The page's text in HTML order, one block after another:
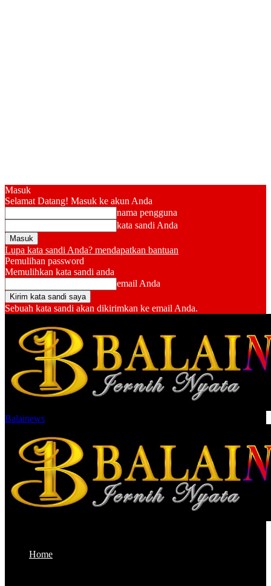
Masuk
Selamat Datang! Masuk ke akun Anda
nama pengguna
kata sandi Anda
Lupa kata sandi Anda? mendapatkan bantuan
Pemulihan password
Memulihkan kata sandi anda
email Anda
Sebuah kata sandi akan dikirimkan ke email Anda.
Balainews
Home